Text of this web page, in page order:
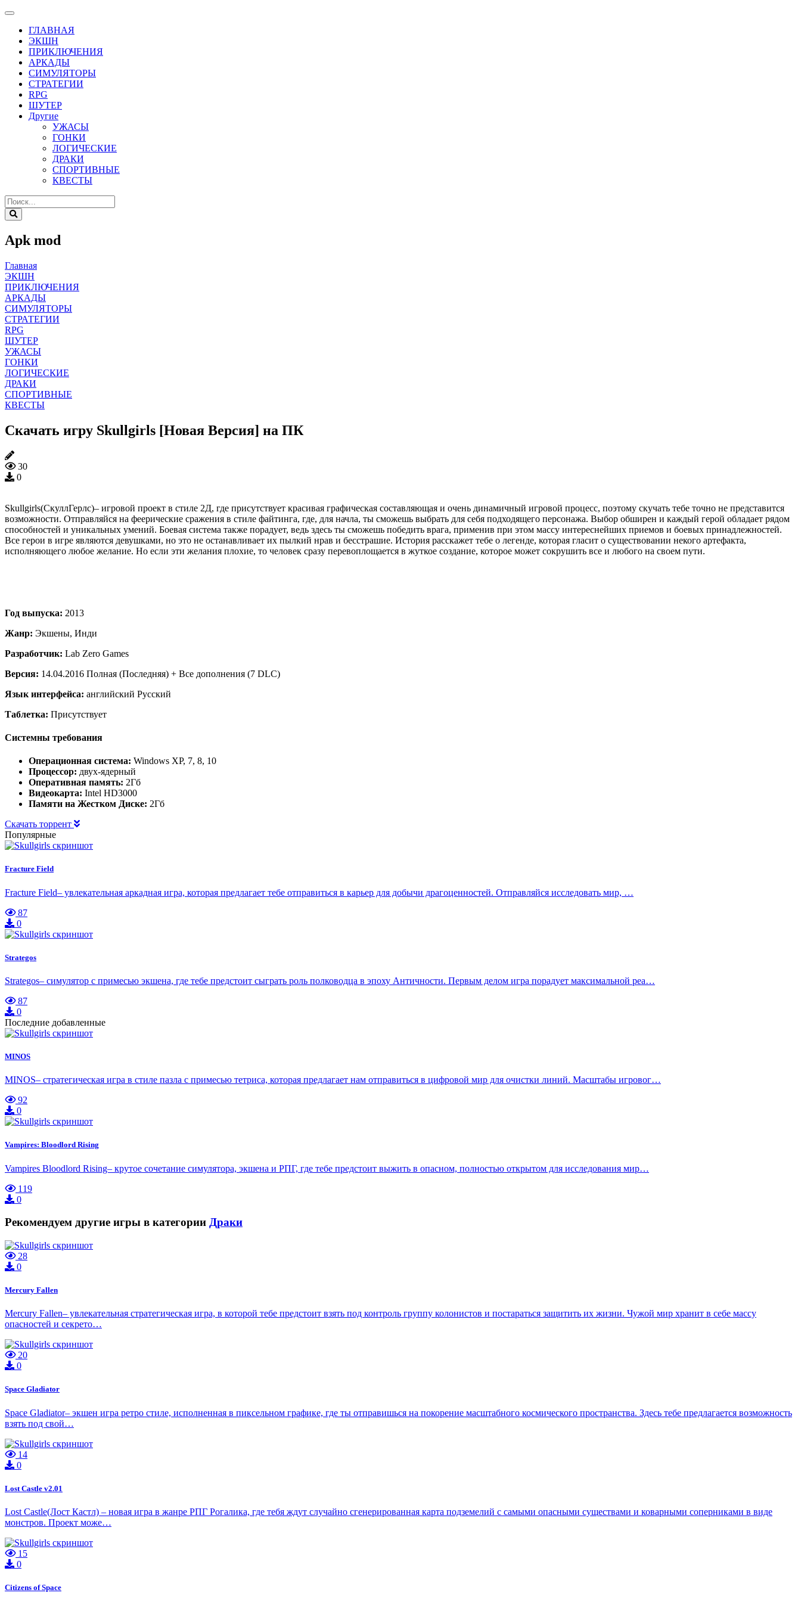
ГЛАВНАЯ
ЭКШН
ПРИКЛЮЧЕНИЯ
АРКАДЫ
СИМУЛЯТОРЫ
СТРАТЕГИИ
RPG
ШУТЕР
Другие
УЖАСЫ
ГОНКИ
ЛОГИЧЕСКИЕ
ДРАКИ
СПОРТИВНЫЕ
КВЕСТЫ
Apk mod
Главная
ЭКШН
ПРИКЛЮЧЕНИЯ
АРКАДЫ
СИМУЛЯТОРЫ
СТРАТЕГИИ
RPG
ШУТЕР
УЖАСЫ
ГОНКИ
ЛОГИЧЕСКИЕ
ДРАКИ
СПОРТИВНЫЕ
КВЕСТЫ
Скачать игру Skullgirls [Новая Версия] на ПК
30
0
Skullgirls(СкуллГерлс)– игровой проект в стиле 2Д, где присутствует красивая графическая составляющая и очень динамичный игровой процесс, поэтому скучать тебе точно не представится
возможности. Отправляйся на феерические сражения в стиле файтинга, где, для начла, ты сможешь выбрать для себя подходящего персонажа. Выбор обширен и каждый герой обладает рядом
способностей и уникальных умений. Боевая система также порадует, ведь здесь ты сможешь победить врага, применив при этом массу интереснейших приемов и боевых принадлежностей.
Все герои в игре являются девушками, но это не останавливает их пылкий нрав и бесстрашие. История расскажет тебе о легенде, которая гласит о существовании некого артефакта,
исполняющего любое желание. Но если эти желания плохие, то человек сразу перевоплощается в жуткое создание, которое может сокрушить все и любого на своем пути.
Год выпуска: 2013
Жанр: Экшены, Инди
Разработчик: Lab Zero Games
Версия: 14.04.2016 Полная (Последняя) + Все дополнения (7 DLC)
Язык интерфейса: английский Русский
Таблетка: Присутствует
Системны требования
Операционная система: Windows XP, 7, 8, 10
Процессор: двух-ядерный
Оперативная память: 2Гб
Видеокарта: Intel HD3000
Памяти на Жестком Диске: 2Гб
Скачать торрент
Популярные
Fracture Field
Fracture Field– увлекательная аркадная игра, которая предлагает тебе отправиться в карьер для добычи драгоценностей. Отправляйся исследовать мир, …
87
0
Strategos
Strategos– симулятор с примесью экшена, где тебе предстоит сыграть роль полководца в эпоху Античности. Первым делом игра порадует максимальной реа…
87
0
Последние добавленные
MINOS
MINOS– стратегическая игра в стиле пазла с примесью тетриса, которая предлагает нам отправиться в цифровой мир для очистки линий. Масштабы игровог…
92
0
Vampires: Bloodlord Rising
Vampires Bloodlord Rising– крутое сочетание симулятора, экшена и РПГ, где тебе предстоит выжить в опасном, полностью открытом для исследования мир…
119
0
Рекомендуем другие игры в категории Драки
28
0
Mercury Fallen
Mercury Fallen– увлекательная стратегическая игра, в которой тебе предстоит взять под контроль группу колонистов и постараться защитить их жизни. Чужой мир хранит в себе массу
опасностей и секрето…
20
0
Space Gladiator
Space Gladiator– экшен игра ретро стиле, исполненная в пиксельном графике, где ты отправишься на покорение масштабного космического пространства. Здесь тебе предлагается возможность
взять под свой…
14
0
Lost Castle v2.01
Lost Castle(Лост Кастл) – новая игра в жанре РПГ Рогалика, где тебя ждут случайно сгенерированная карта подземелий с самыми опасными существами и коварными соперниками в виде
монстров. Проект може…
15
0
Citizens of Space